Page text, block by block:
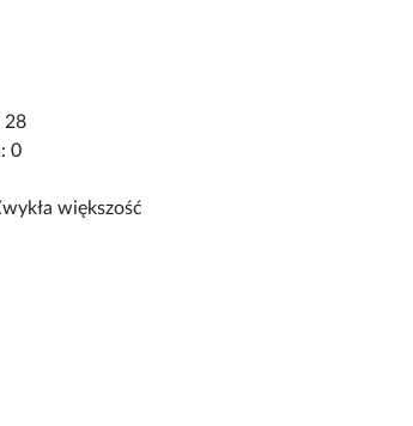
28
0
większość